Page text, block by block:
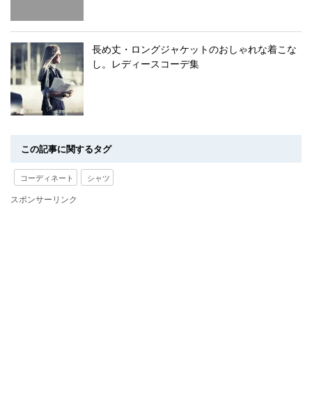
長め丈・ロングジャケットのおしゃれな着こな
し。レディースコーデ集
この記事に関するタグ
コーディネート シャツ
スポンサーリンク